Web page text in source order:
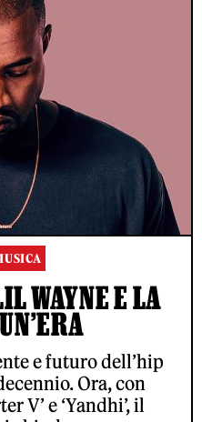
WAYNE E LA
e futuro dell’hip
Ora, con
V’ e ‘Yandhi’, il